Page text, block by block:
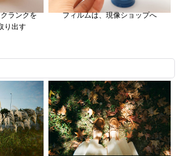
ランクを
り出す
フィルムは、現像ショップへ